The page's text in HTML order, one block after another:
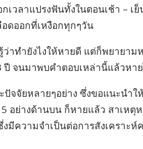
เวลาแปรงฟันทั้งในตอนเช้า –
ดออกที่เหงือกทุกๆวัน
าทำยังไงให้หายดี แต่ก็พยายาม
ปี จนมาพบคำตอบเหล่านี้แล้วหา
ปัจจัยหลายๆอย่าง ซึ่งขอแนะนำ
5 อย่างด้านบน ก็หายแล้ว สาเห
ความจำเป็นต่อการสังเคราะห์